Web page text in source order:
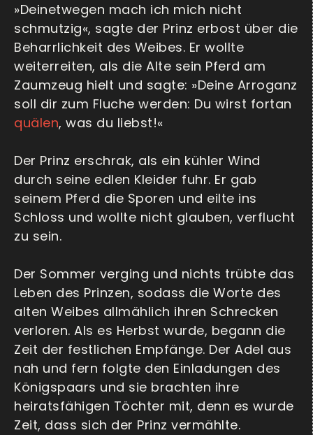
»Deinetwegen mach ich mich nicht
schmutzig«, sagte der Prinz erbost über die
Beharrlichkeit des Weibes. Er wollte
weiterreiten, als die Alte sein Pferd am
Zaumzeug hielt und sagte: »Deine Arroganz
soll dir zum Fluche werden: Du wirst fortan
quälen, was du liebst!«
Der Prinz erschrak, als ein kühler Wind
durch seine edlen Kleider fuhr. Er gab
seinem Pferd die Sporen und eilte ins
Schloss und wollte nicht glauben, verflucht
zu sein.
Der Sommer verging und nichts trübte das
Leben des Prinzen, sodass die Worte des
alten Weibes allmählich ihren Schrecken
verloren. Als es Herbst wurde, begann die
Zeit der festlichen Empfänge. Der Adel aus
nah und fern folgte den Einladungen des
Königspaars und sie brachten ihre
heiratsfähigen Töchter mit, denn es wurde
Zeit, dass sich der Prinz vermählte.